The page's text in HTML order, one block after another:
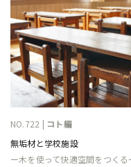
NO.722 | コト編
無垢材と学校施設
ー木を使って快適空間をつくる